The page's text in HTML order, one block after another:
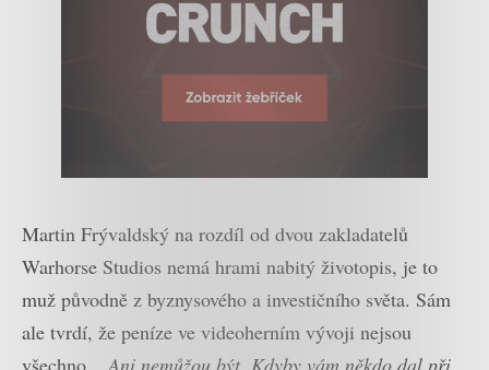
Martin Frývaldský na rozdíl od dvou zakladatelů
Warhorse Studios nemá hrami nabitý životopis, je to
muž původně z byznysového a investičního světa. Sám
ale tvrdí, že peníze ve videoherním vývoji nejsou
všechno. „Ani nemůžou být. Kdyby vám někdo dal při